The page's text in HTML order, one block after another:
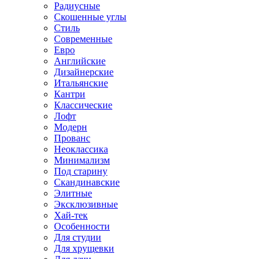
Радиусные
Скошенные углы
Стиль
Современные
Евро
Английские
Дизайнерские
Итальянские
Кантри
Классические
Лофт
Модерн
Прованс
Неоклассика
Минимализм
Под старину
Скандинавские
Элитные
Эксклюзивные
Хай-тек
Особенности
Для студии
Для хрущевки